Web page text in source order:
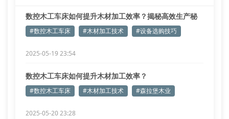
数控木工车床如何提升木材加工效率？揭秘高效生产秘
诀#数控木工车床 #木材加工技术 #设备选购技巧
2025-05-19 23:54
数控木工车床如何提升木材加工效率？
#数控木工车床 #木材加工技术 #森拉堡木业
2025-05-20 23:28